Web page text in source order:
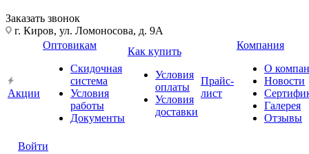
Заказать звонок
г. Киров, ул. Ломоносова, д. 9А
Акции
Оптовикам
Скидочная
система
Условия
работы
Документы
Как купить
Условия
оплаты
Условия
доставки
Прайс-
лист
Компания
О
Новости
Галерея
Отзывы
Войти